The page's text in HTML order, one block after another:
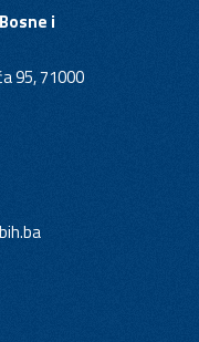
i
95, 71000